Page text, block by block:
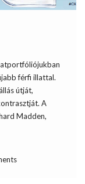
férfi illattal.
útját,
A
Madden,